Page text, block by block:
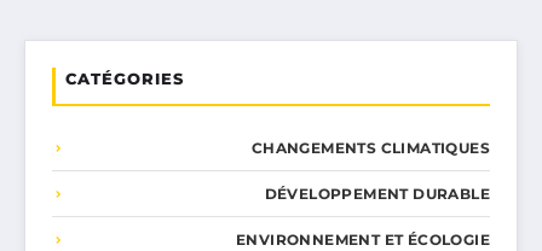
CATÉGORIES
CHANGEMENTS CLIMATIQUES
DÉVELOPPEMENT DURABLE
ENVIRONNEMENT ET ÉCOLOGIE